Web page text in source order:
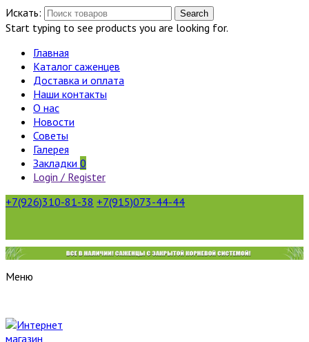
Искать: Search
Start typing to see products you are looking for.
Главная
Каталог саженцев
Доставка и оплата
Наши контакты
О нас
Новости
Советы
Галерея
Закладки 0
Login / Register
+7(926)310-81-38 +7(915)073-44-44
Меню